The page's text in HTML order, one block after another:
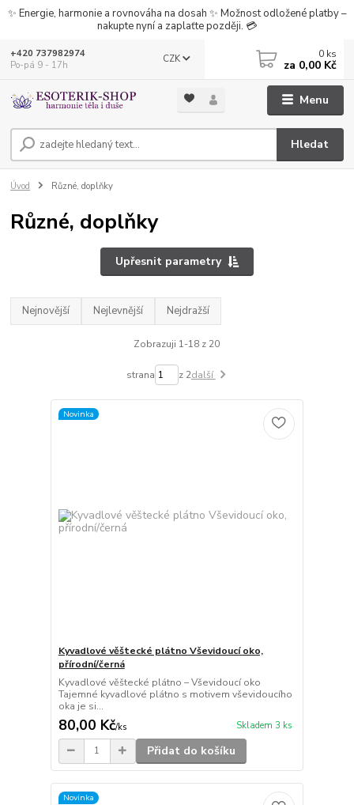
✨ Energie, harmonie a rovnováha na dosah ✨ Možnost odložené platby –
nakupte nyní a zaplaťte později. 💳
Menu
CZK
Hledat
+420 737982974
Po-pá 9 - 17h
0 ks
za 0,00 Kč
Úvod Různé, doplňky
Různé, doplňky
Upřesnit parametry
Nejnovější Nejlevnější Nejdražší
Zobrazuji 1-18 z 20
strana z 2další
Novinka
Kyvadlové věštecké plátno Vševidoucí oko,
přírodní/černá
Kyvadlové věštecké plátno – Vševidoucí oko
Tajemné kyvadlové plátno s motivem vševidoucího
oka je si...
80,00 Kč/ks Skladem 3 ks
Přidat do košíku
Novinka